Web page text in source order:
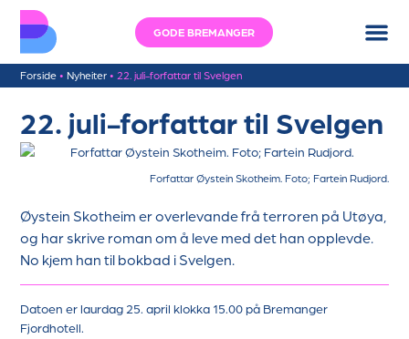
GODE BREMANGER
Forside • Nyheiter •22. juli-forfattar til Svelgen
22. juli-forfattar til Svelgen
Forfattar Øystein Skotheim. Foto; Fartein Rudjord.
Øystein Skotheim er overlevande frå terroren på Utøya,
og har skrive roman om å leve med det han opplevde.
No kjem han til bokbad i Svelgen.
Datoen er laurdag 25. april klokka 15.00 på Bremanger
Fjordhotell.